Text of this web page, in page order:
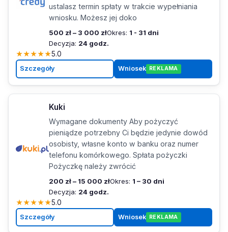
ustalasz termin spłaty w trakcie wypełniania
wniosku. Możesz jej doko
500 zł – 3 000 złOkres: 1 - 31 dni
Decyzja: 24 godz.
★★★★★5.0
Szczegóły Wniosek REKLAMA
Kuki
Wymagane dokumenty Aby pożyczyć
pieniądze potrzebny Ci będzie jedynie dowód
osobisty, własne konto w banku oraz numer
telefonu komórkowego. Spłata pożyczki
Pożyczkę należy zwrócić
200 zł – 15 000 złOkres: 1 – 30 dni
Decyzja: 24 godz.
★★★★★5.0
Szczegóły Wniosek REKLAMA